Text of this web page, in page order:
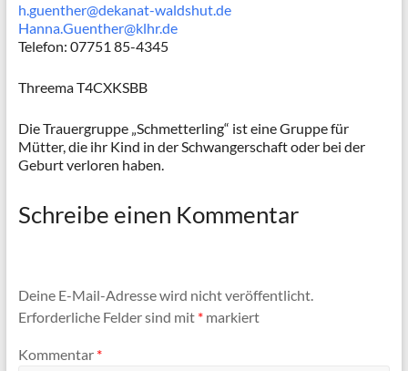
h.guenther@dekanat-waldshut.de
Hanna.Guenther@klhr.de
Telefon: 07751 85-4345
Threema T4CXKSBB
Die Trauergruppe „Schmetterling“ ist eine Gruppe für
Mütter, die ihr Kind in der Schwangerschaft oder bei der
Geburt verloren haben.
Schreibe einen Kommentar
Deine E-Mail-Adresse wird nicht veröffentlicht.
Erforderliche Felder sind mit *markiert
Kommentar *